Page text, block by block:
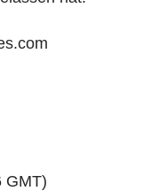
GMT)